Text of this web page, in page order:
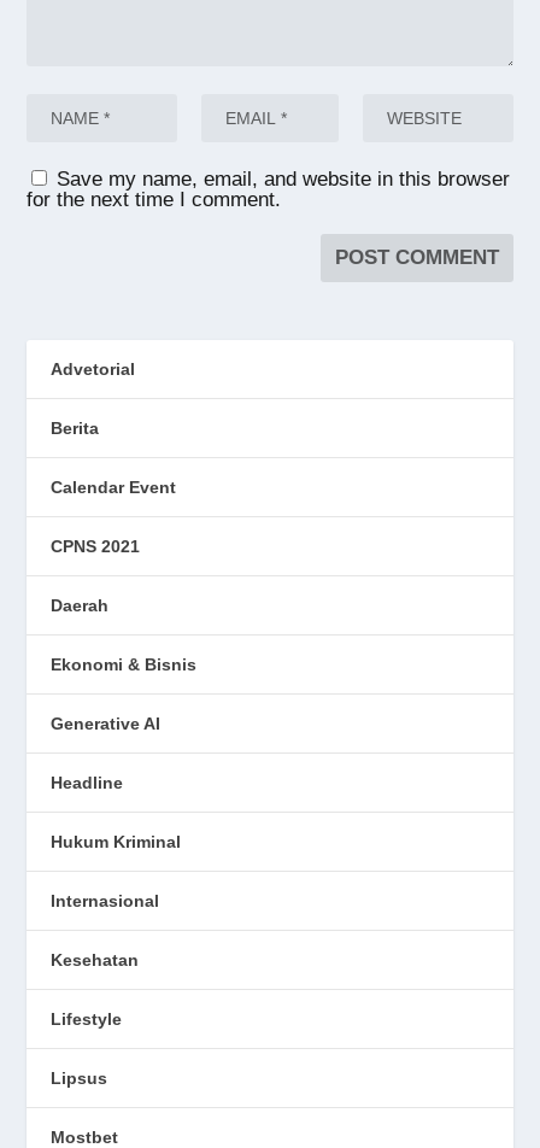
Save my name, email, and website in this browser
for the next time I comment.
Advetorial
Berita
Calendar Event
CPNS 2021
Daerah
Ekonomi & Bisnis
Generative AI
Headline
Hukum Kriminal
Internasional
Kesehatan
Lifestyle
Lipsus
Mostbet